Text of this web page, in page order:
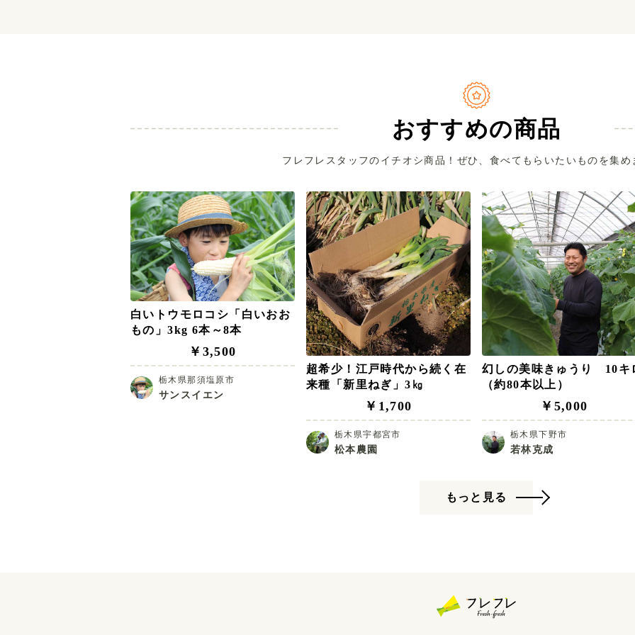
おすすめの商品
フレフレスタッフのイチオシ商品！ぜひ、食べてもらいたいものを集め
白いトウモロコシ「白いおお
もの」3kg 6本～8本
￥3,500
栃木県那須塩原市
サンスイエン
超希少！江戸時代から続く在
来種「新里ねぎ」3㎏
￥1,700
栃木県宇都宮市
松本農園
幻しの美味きゅうり 10キ
（約80本以上）
￥5,000
栃木県下野市
若林克成
もっと見る